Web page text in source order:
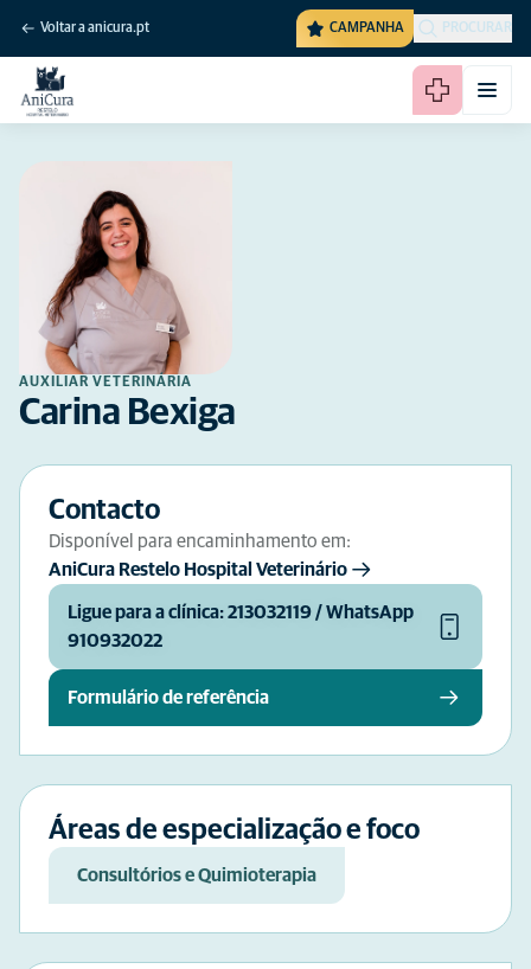
Voltar a anicura.pt CAMPANHA PROCURAR
AUXILIAR VETERINÁRIA
Carina Bexiga
Contacto
Disponível para encaminhamento em:
AniCura Restelo Hospital Veterinário
Ligue para a clínica: 213032119 / WhatsApp
910932022
Formulário de referência
Áreas de especialização e foco
Consultórios e Quimioterapia